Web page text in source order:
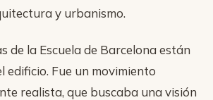
y urbanismo.
de la Escuela de Barcelona están
edificio. Fue un movimiento
realista, que buscaba una visión